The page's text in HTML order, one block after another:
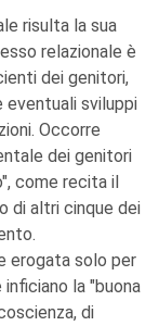
risulta la sua
relazionale è
dei genitori,
eventuali sviluppi
Occorre
dei genitori
come recita il
di altri cinque dei
erogata solo per
la "buona
di